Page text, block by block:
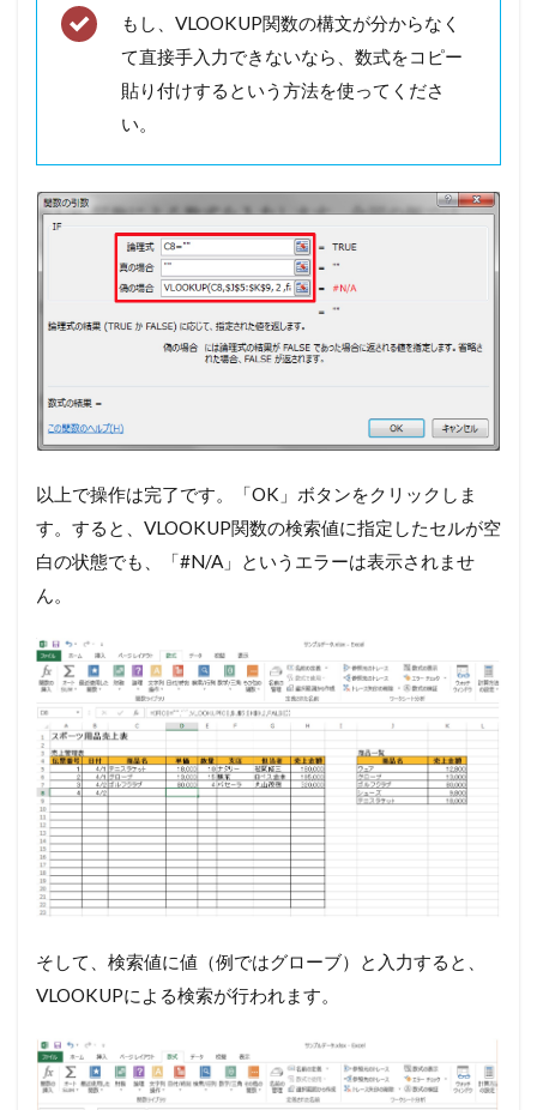
もし、VLOOKUP関数の構文が分からなく
て直接手入力できないなら、数式をコピー
貼り付けするという方法を使ってくださ
い。
以上で操作は完了です。「OK」ボタンをクリックしま
す。すると、VLOOKUP関数の検索値に指定したセルが空
白の状態でも、「#N/A」というエラーは表示されませ
ん。
そして、検索値に値（例ではグローブ）と入力すると、
VLOOKUPによる検索が行われます。